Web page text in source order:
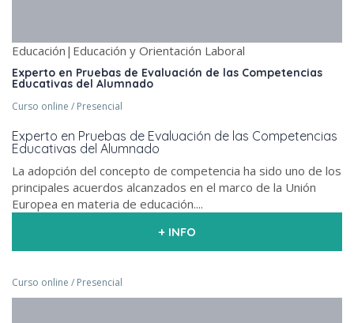
Educación|Educación y Orientación Laboral
Experto en Pruebas de Evaluación de las Competencias
Educativas del Alumnado
Curso online / Presencial
Experto en Pruebas de Evaluación de las Competencias
Educativas del Alumnado
La adopción del concepto de competencia ha sido uno de los
principales acuerdos alcanzados en el marco de la Unión
Europea en materia de educación....
+ INFO
Curso online / Presencial